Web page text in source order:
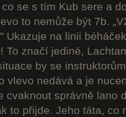
se s tím Kub sere a
to nemůže být 7b.
Ukazuje na linii
To značí jediné,
by se
vlevo nedává a je
cvaknout správně lano
to přijde. Jeho táta, co